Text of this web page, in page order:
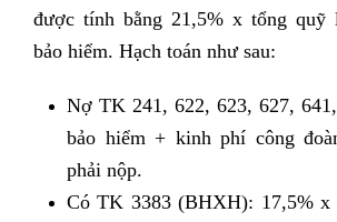
được tính bằng 21,5% x tổng quỹ
bảo hiểm. Hạch toán như sau:
Nợ TK 241, 622, 623, 627,
bảo hiểm + kinh phí công
phải nộp.
Có TK 3383 (BHXH): 17,5% x